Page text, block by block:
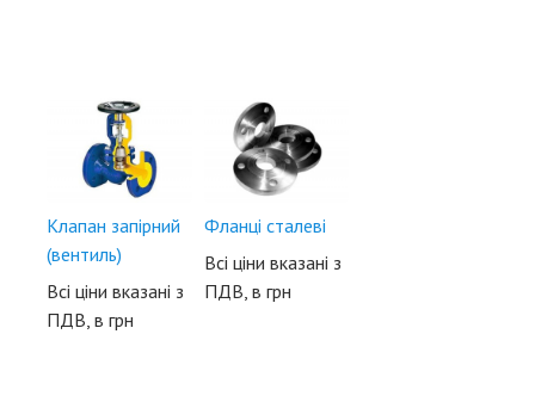
Клапан запірний
(вентиль)
Всі ціни вказані з
ПДВ, в грн
Фланці сталеві
Всі ціни вказані з
ПДВ, в грн